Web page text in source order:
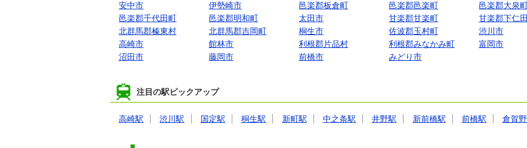
安中市
伊勢崎市 邑楽郡板倉町 邑楽郡邑楽町
邑楽郡大泉
邑楽郡千代田町
邑楽郡明和町 太田市 甘楽郡甘楽町
甘楽郡下仁
北群馬郡榛東村
北群馬郡吉岡町 桐生市 佐波郡玉村町
渋川市
高崎市
館林市 利根郡片品村 利根郡みなかみ町
富岡市
沼田市
藤岡市 前橋市 みどり市
注目の駅ピックアップ
高崎駅 渋川駅 国定駅 桐生駅 新町駅 中之条駅 井野駅 新前橋駅 前橋駅 倉賀